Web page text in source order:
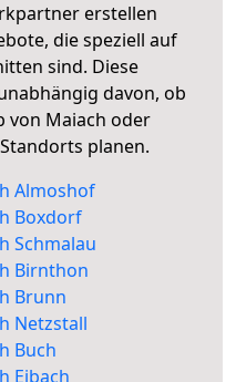
erstellen
die speziell auf
sind. Diese
davon, ob
von Maiach oder
planen.
Almoshof
Boxdorf
Schmalau
Birnthon
Brunn
Netzstall
Buch
Eibach